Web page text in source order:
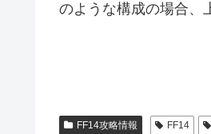
のような構成の場合、
FF14攻略情報 FF14